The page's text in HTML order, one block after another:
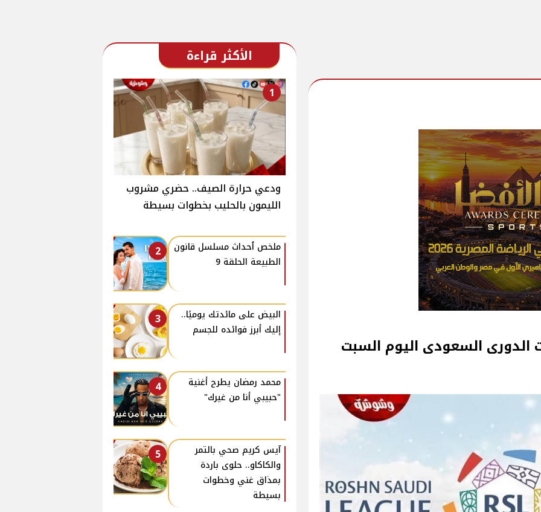
الدورى السعودى اليوم السبت
الأكثر قراءة
1
ودعي حرارة الصيف.. حضري مشروب
الليمون بالحليب بخطوات بسيطة
2
ملخص ٲحداث مسلسل قانون
الطبيعة الحلقة 9
3
البيض على مائدتك يوميًا..
إليك أبرز فوائده للجسم
4
محمد رمضان يطرح أغنية
"حبيبي أنا من غيرك"
5
آيس كريم صحي بالتمر
والكاكاو.. حلوى باردة
بمذاق غني وخطوات
بسيطة